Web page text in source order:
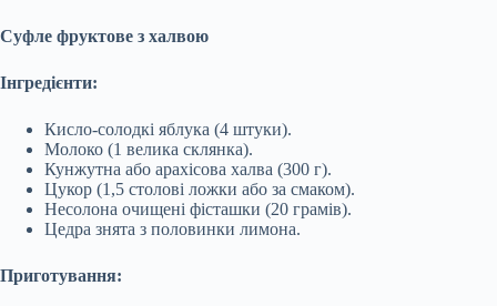
Суфле фруктове з халвою
Інгредієнти:
Кисло-солодкі яблука (4 штуки).
Молоко (1 велика склянка).
Кунжутна або арахісова халва (300 г).
Цукор (1,5 столові ложки або за смаком).
Несолона очищені фісташки (20 грамів).
Цедра знята з половинки лимона.
Приготування: